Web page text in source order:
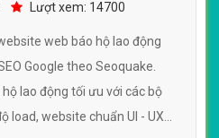
Lượt xem: 14700
web báo hộ lao động
Google theo Seoquake.
lao động tối ưu với các bộ
load, website chuẩn UI - UX